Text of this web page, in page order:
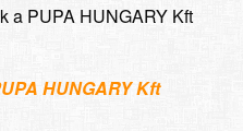
a PUPA HUNGARY Kft
HUNGARY Kft